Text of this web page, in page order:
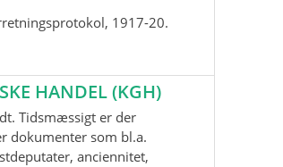
1917-20.
HANDEL (KGH)
Tidsmæssigt er der
dokumenter som bl.a.
anciennitet,